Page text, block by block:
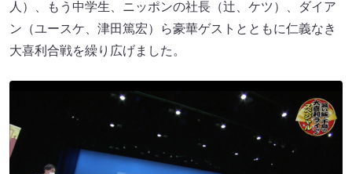
人）、もう中学生、ニッポンの社長（辻、ケツ）、ダイア
ン（ユースケ、津田篤宏）ら豪華ゲストとともに仁義なき
大喜利合戦を繰り広げました。